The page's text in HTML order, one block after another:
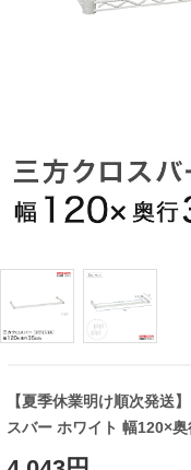
【夏季休業明け順次発送
スバー ホワイト 幅120×